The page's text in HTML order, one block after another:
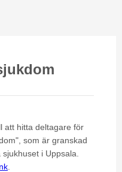
att hitta deltagare för
som är granskad
i Uppsala.